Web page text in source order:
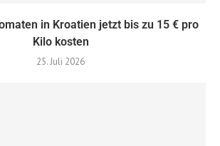
in Kroatien jetzt bis zu 15 € pro
Kilo kosten
25. Juli 2026